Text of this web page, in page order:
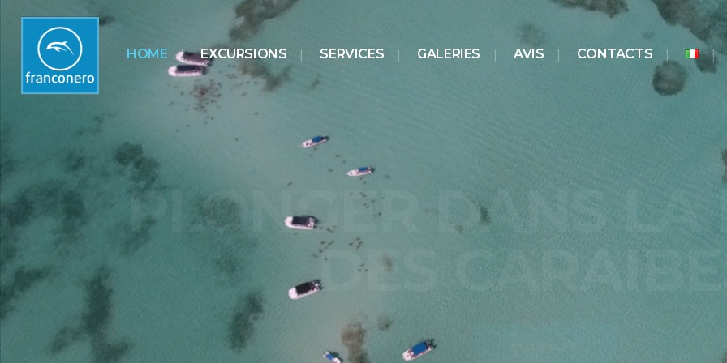
HOME EXCURSIONS SERVICES GALERIES AVIS CONTACTS
SAONA:
CANTO DE LA